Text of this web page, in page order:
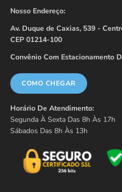
Nosso Endereço:
Av. Duque de Caxias, 539 -
CEP 01214-100
Convênio Com Estacionamento
COMO CHEGAR
Horário De Atendimento:
Segunda À Sexta Das 8h Às 17h
Sábados Das 8h Às 13h